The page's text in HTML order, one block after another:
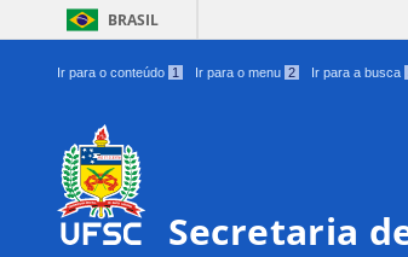
BRASIL
Ir para o conteúdo 1 Ir para o menu 2 Ir para a busca
Secretaria